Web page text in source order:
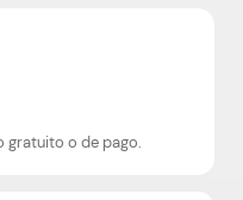
gratuito o de pago.